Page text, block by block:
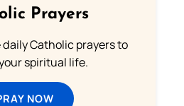
Prayers
Catholic prayers to
spiritual life.
NOW